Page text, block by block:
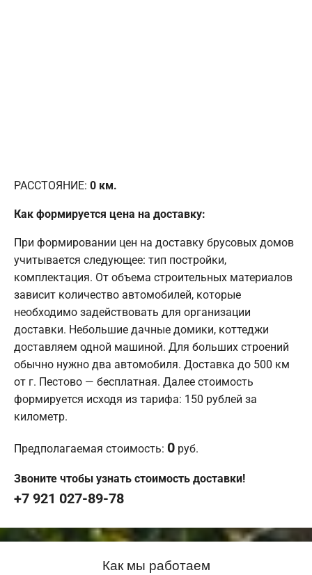
РАССТОЯНИЕ: 0 км.
Как формируется цена на доставку:
При формировании цен на доставку брусовых домов
учитывается следующее: тип постройки,
комплектация. От объема строительных материалов
зависит количество автомобилей, которые
необходимо задействовать для организации
доставки. Небольшие дачные домики, коттеджи
доставляем одной машиной. Для больших строений
обычно нужно два автомобиля. Доставка до 500 км
от г. Пестово — бесплатная. Далее стоимость
формируется исходя из тарифа: 150 рублей за
километр.
Предполагаемая стоимость: 0 руб.
Звоните чтобы узнать стоимость доставки!
+7 921 027-89-78
Как мы работаем